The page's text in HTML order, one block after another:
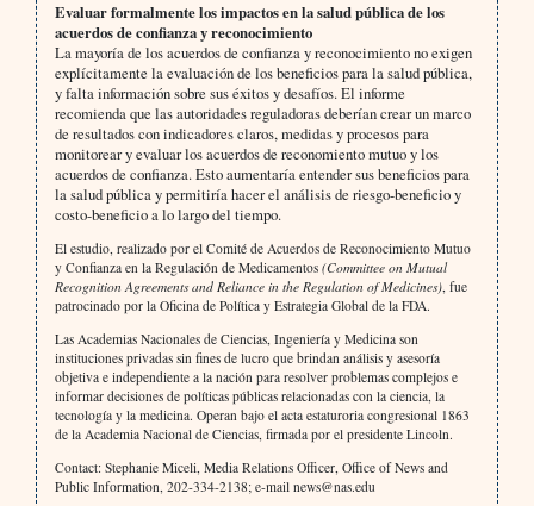
Evaluar formalmente los impactos en la salud pública de los
acuerdos de confianza y reconocimiento
La mayoría de los acuerdos de confianza y reconocimiento no exigen
explícitamente la evaluación de los beneficios para la salud pública,
y falta información sobre sus éxitos y desafíos. El informe
recomienda que las autoridades reguladoras deberían crear un marco
de resultados con indicadores claros, medidas y procesos para
monitorear y evaluar los acuerdos de reconomiento mutuo y los
acuerdos de confianza. Esto aumentaría entender sus beneficios para
la salud pública y permitiría hacer el análisis de riesgo-beneficio y
costo-beneficio a lo largo del tiempo.
El estudio, realizado por el Comité de Acuerdos de Reconocimiento Mutuo
y Confianza en la Regulación de Medicamentos (Committee on Mutual
Recognition Agreements and Reliance in the Regulation of Medicines), fue
patrocinado por la Oficina de Política y Estrategia Global de la FDA.
Las Academias Nacionales de Ciencias, Ingeniería y Medicina son
instituciones privadas sin fines de lucro que brindan análisis y asesoría
objetiva e independiente a la nación para resolver problemas complejos e
informar decisiones de políticas públicas relacionadas con la ciencia, la
tecnología y la medicina. Operan bajo el acta estaturoria congresional 1863
de la Academia Nacional de Ciencias, firmada por el presidente Lincoln.
Contact: Stephanie Miceli, Media Relations Officer, Office of News and
Public Information, 202-334-2138; e-mail news@nas.edu